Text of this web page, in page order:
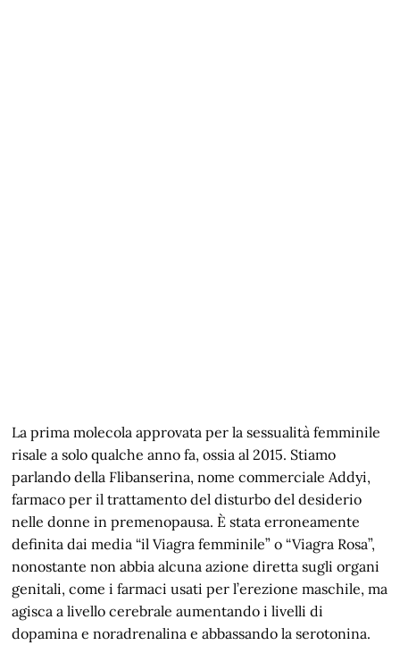
La prima molecola approvata per la sessualità femminile
risale a solo qualche anno fa, ossia al 2015. Stiamo
parlando della Flibanserina, nome commerciale Addyi,
farmaco per il trattamento del disturbo del desiderio
nelle donne in premenopausa. È stata erroneamente
definita dai media “il Viagra femminile” o “Viagra Rosa”,
nonostante non abbia alcuna azione diretta sugli organi
genitali, come i farmaci usati per l’erezione maschile, ma
agisca a livello cerebrale aumentando i livelli di
dopamina e noradrenalina e abbassando la serotonina.